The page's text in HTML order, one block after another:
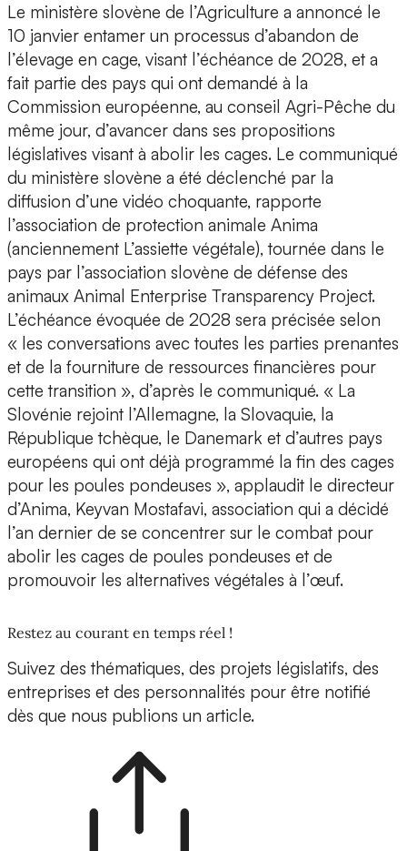
Le ministère slovène de l’Agriculture a annoncé le
10 janvier entamer un processus d’abandon de
l’élevage en cage, visant l’échéance de 2028, et a
fait partie des pays qui ont demandé à la
Commission européenne, au conseil Agri-Pêche du
même jour, d’avancer dans ses propositions
législatives visant à abolir les cages. Le communiqué
du ministère slovène a été déclenché par la
diffusion d’une vidéo choquante, rapporte
l’association de protection animale Anima
(anciennement L’assiette végétale), tournée dans le
pays par l’association slovène de défense des
animaux Animal Enterprise Transparency Project.
L’échéance évoquée de 2028 sera précisée selon
« les conversations avec toutes les parties prenantes
et de la fourniture de ressources financières pour
cette transition », d’après le communiqué. « La
Slovénie rejoint l’Allemagne, la Slovaquie, la
République tchèque, le Danemark et d’autres pays
européens qui ont déjà programmé la fin des cages
pour les poules pondeuses », applaudit le directeur
d’Anima, Keyvan Mostafavi, association qui a décidé
l’an dernier de se concentrer sur le combat pour
abolir les cages de poules pondeuses et de
promouvoir les alternatives végétales à l’œuf.
Restez au courant en temps réel !
Suivez des thématiques, des projets législatifs, des
entreprises et des personnalités pour être notifié
dès que nous publions un article.